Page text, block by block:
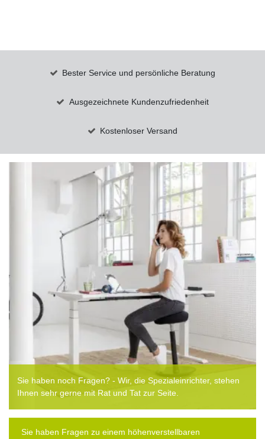
Bester Service und persönliche Beratung
Ausgezeichnete Kundenzufriedenheit
Kostenloser Versand
Sie haben noch Fragen? - Wir, die Spezialeinrichter, stehen
Ihnen sehr gerne mit Rat und Tat zur Seite.
Sie haben Fragen zu einem höhenverstellbaren